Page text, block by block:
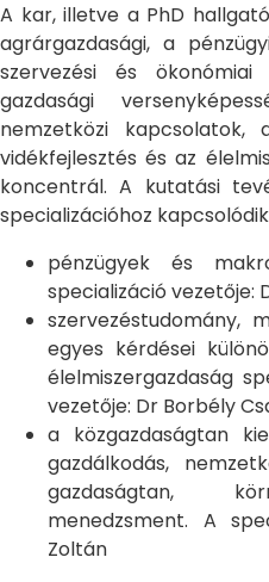
A kar, illetve a PhD
agrárgazdasági, a
szervezési és
gazdasági
nemzetközi kapcsolatok,
vidékfejlesztés és az
koncentrál. A kutatási
specializációhoz
pénzügyek és
specializáció vezetője:
szervezéstudomány,
egyes kérdései
élelmiszergazdaság
vezetője: Dr Borbély
a közgazdaságtan
gazdálkodás,
gazdaságtan,
menedzsment. A
Zoltán